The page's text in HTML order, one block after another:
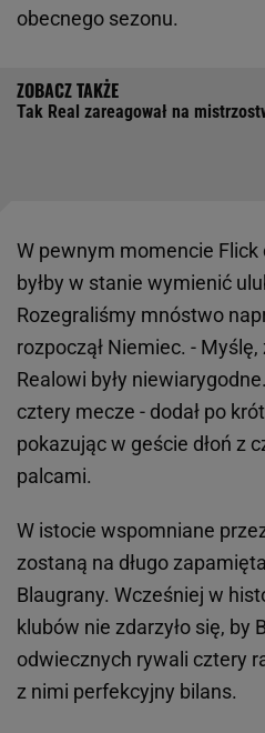
obecnego sezonu.
Tak Real zareagował na
W pewnym momencie Flick
byłby w stanie wymienić
Rozegraliśmy mnóstwo
rozpoczął Niemiec. -
Realowi były
cztery mecze - dodał po
pokazując w geście dłoń z
palcami.
W istocie wspomniane
zostaną na długo
Blaugrany. Wcześniej w
klubów nie zdarzyło się, by
odwiecznych rywali cztery
z nimi perfekcyjny bilans.